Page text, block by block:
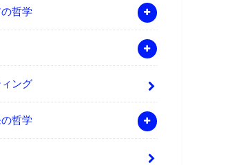
哲学
ング
哲学